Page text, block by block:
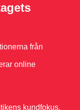
från
online
kundfokus.